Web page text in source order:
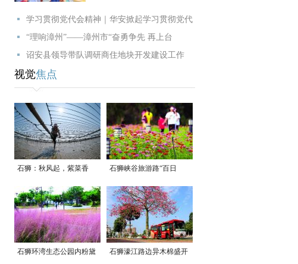
学习贯彻党代会精神｜华安掀起学习贯彻党代
“理响漳州”——漳州市“奋勇争先 再上台
诏安县领导带队调研商住地块开发建设工作
视觉焦点
石狮：秋风起，紫菜香 石狮峡谷旅游路“百日
草”争相斗艳
石狮环湾生态公园内粉黛 石狮濠江路边异木棉盛开